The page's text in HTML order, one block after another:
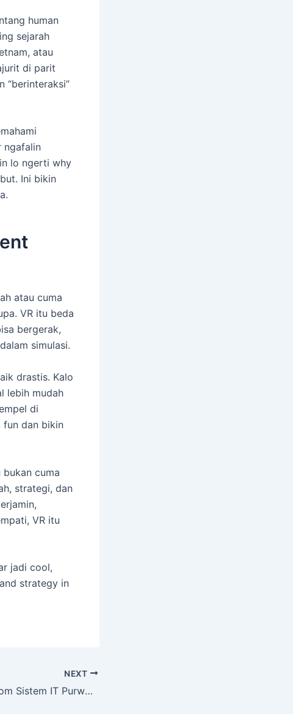
human
sejarah
atau
di parit
“berinteraksi”
ngafalin
lo ngerti why
Ini bikin
atau cuma
VR itu beda
bergerak,
simulasi.
drastis. Kalo
lebih mudah
di
fun dan bikin
bukan cuma
strategi, dan
VR itu
jadi cool,
strategy in
NEXT
Website Custom Sistem IT Purwokerto: Bikin Bisnis Kamu Anti Ribet & Makin Cuan Bareng Arjun Tech!